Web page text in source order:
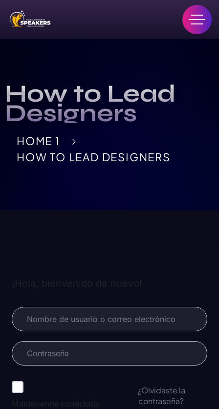
How to Lead
Designers
HOME 1
HOW TO LEAD DESIGNERS
¡Hola, bienvenido de nuevo!
Mantenerme conectado
¿Olvidaste la
contraseña?